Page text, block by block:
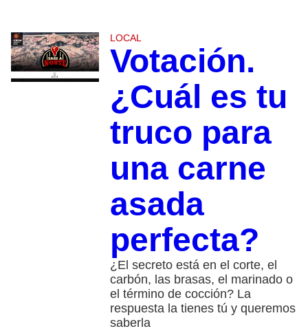
LOCAL
Votación.
¿Cuál es tu
truco para
una carne
asada
perfecta?
¿El secreto está en el corte, el
carbón, las brasas, el marinado o
el término de cocción? La
respuesta la tienes tú y queremos
saberla